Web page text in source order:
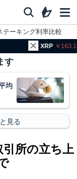
テーキング利率比較
す
均
見る
引所の立ち上